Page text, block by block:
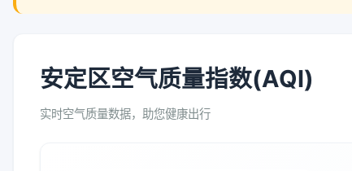
安定区空气质量指数(AQI)
实时空气质量数据，助您健康出行